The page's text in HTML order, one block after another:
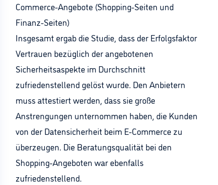
Commerce-Angebote (Shopping-Seiten und
Finanz-Seiten)
Insgesamt ergab die Studie, dass der Erfolgsfaktor
Vertrauen bezüglich der angebotenen
Sicherheitsaspekte im Durchschnitt
zufriedenstellend gelöst wurde. Den Anbietern
muss attestiert werden, dass sie große
Anstrengungen unternommen haben, die Kunden
von der Datensicherheit beim E-Commerce zu
überzeugen. Die Beratungsqualität bei den
Shopping-Angeboten war ebenfalls
zufriedenstellend.